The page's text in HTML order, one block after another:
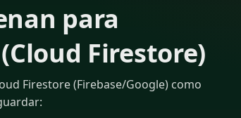
para
Firestore)
Firestore (Firebase/Google) como